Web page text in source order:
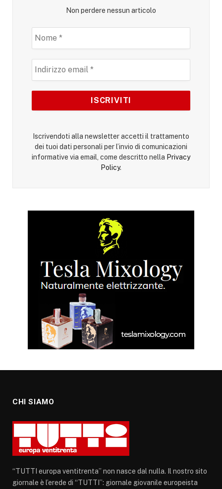
Non perdere nessun articolo
Iscrivendoti alla newsletter accetti il trattamento
dei tuoi dati personali per l’invio di comunicazioni
informative via email, come descritto nella Privacy
Policy.
CHI SIAMO
“TUTTI europa ventitrenta” non nasce dal nulla. Il nostro sito
giornale è l’erede di “TUTTI”: giornale giovanile europeista